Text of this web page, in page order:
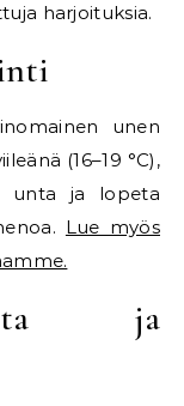
harjoituksia.
unen
(16–19 °C),
unta ja lopeta
Lue myös
ja